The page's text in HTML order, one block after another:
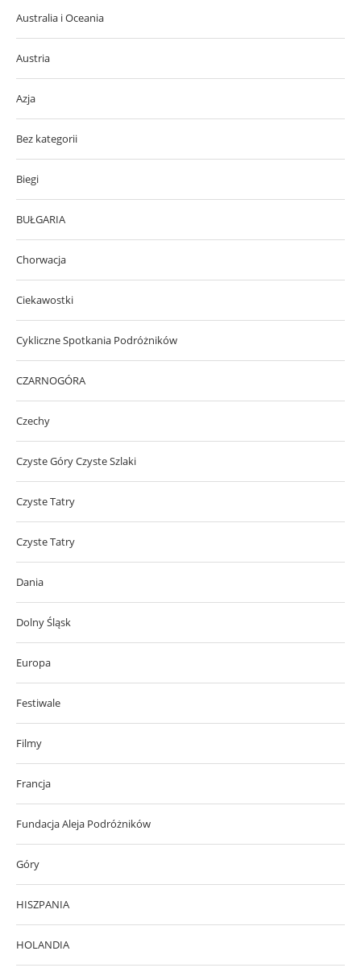
Australia i Oceania
Austria
Azja
Bez kategorii
Biegi
BUŁGARIA
Chorwacja
Ciekawostki
Cykliczne Spotkania Podróżników
CZARNOGÓRA
Czechy
Czyste Góry Czyste Szlaki
Czyste Tatry
Czyste Tatry
Dania
Dolny Śląsk
Europa
Festiwale
Filmy
Francja
Fundacja Aleja Podróżników
Góry
HISZPANIA
HOLANDIA